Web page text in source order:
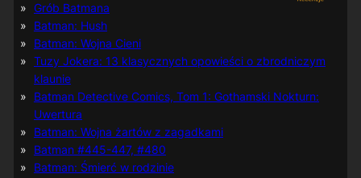
Grób Batmana
Batman: Hush
Batman: Wojna Cieni
Tuzy Jokera: 13 klasycznych opowieści o zbrodniczym
klaunie
Batman Detective Comics, Tom 1: Gothamski Nokturn:
Uwertura
Batman: Wojna żartów z zagadkami
Batman #445-447, #480
Batman: Śmierć w rodzinie